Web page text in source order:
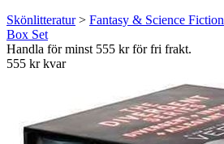
Skönlitteratur> Fantasy & Science Fiction
Box Set
Handla för minst 555 kr för fri frakt.
555 kr kvar